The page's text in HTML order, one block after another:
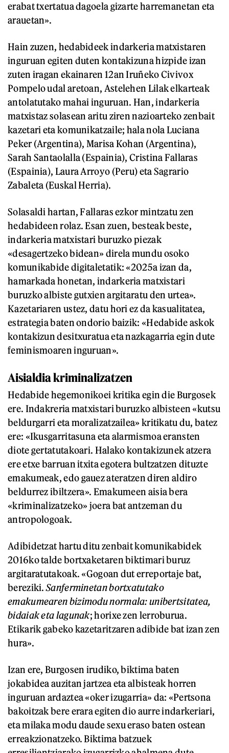
erabat txertatua dagoela gizarte harremanetan eta
arauetan».
Hain zuzen, hedabideek indarkeria matxistaren
inguruan egiten duten kontakizuna hizpide izan
zuten iragan ekainaren 12an Iruñeko Civivox
Pompelo udal aretoan, Astelehen Lilak elkarteak
antolatutako mahai inguruan. Han, indarkeria
matxistaz solasean aritu ziren nazioarteko zenbait
kazetari eta komunikatzaile; hala nola Luciana
Peker (Argentina), Marisa Kohan (Argentina),
Sarah Santaolalla (Espainia), Cristina Fallaras
(Espainia), Laura Arroyo (Peru) eta Sagrario
Zabaleta (Euskal Herria).
Solasaldi hartan, Fallaras ezkor mintzatu zen
hedabideen rolaz. Esan zuen, besteak beste,
indarkeria matxistari buruzko piezak
«desagertzeko bidean» direla mundu osoko
komunikabide digitaletatik: «2025a izan da,
hamarkada honetan, indarkeria matxistari
buruzko albiste gutxien argitaratu den urtea».
Kazetariaren ustez, datu hori ez da kasualitatea,
estrategia baten ondorio baizik: «Hedabide askok
kontakizun desitxuratua eta nazkagarria egin dute
feminismoaren inguruan».
Aisialdia kriminalizatzen
Hedabide hegemonikoei kritika egin die Burgosek
ere. Indakreria matxistari buruzko albisteen «kutsu
beldurgarri eta moralizatzailea» kritikatu du, batez
ere: «Ikusgarritasuna eta alarmismoa eransten
diote gertatutakoari. Halako kontakizunek atzera
ere etxe barruan itxita egotera bultzatzen dituzte
emakumeak, edo gauez ateratzen diren aldiro
beldurrez ibiltzera». Emakumeen aisia bera
«kriminalizatzeko» joera bat antzeman du
antropologoak.
Adibidetzat hartu ditu zenbait komunikabidek
2016ko talde bortxaketaren biktimari buruz
argitaratutakoak. «Gogoan dut erreportaje bat,
bereziki.Sanferminetan bortxatutako
emakumearen bizimodu normala: unibertsitatea,
bidaiak eta lagunak; horixe zen lerroburua.
Etikarik gabeko kazetaritzaren adibide bat izan zen
hura».
Izan ere, Burgosen irudiko, biktima baten
jokabidea auzitan jartzea eta albisteak horren
inguruan ardaztea «oker izugarria» da: «Pertsona
bakoitzak bere erara egiten dio aurre indarkeriari,
eta milaka modu daude sexu eraso baten ostean
erreakzionatzeko. Biktima batzuek